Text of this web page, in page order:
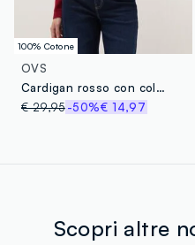
100% Cotone
OVS
Cardigan rosso con collo polo in puro cotone regular fit
€ 29,95-50%€ 14,97
Scopri altre